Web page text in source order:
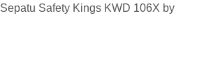
Sepatu Safety Kings KWD 106X by